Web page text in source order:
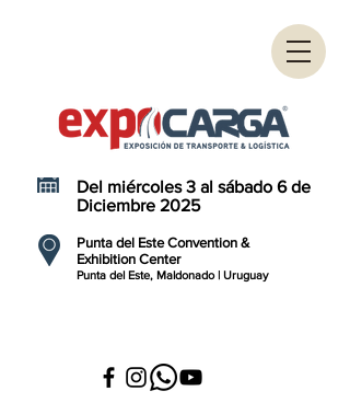
Punta del Este Convention &
Exhibition Center
Punta del Este, Maldonado | Uruguay
Del miércoles 3 al sábado 6 de
Diciembre 2025